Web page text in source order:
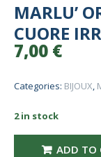
MARLU’
CUORE
7,00 €
Categories: BIJOUX,
2 in stock
ADD TO